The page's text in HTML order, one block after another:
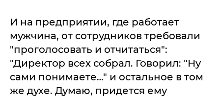
И на предприятии, где работает
мужчина, от сотрудников требовали
"проголосовать и отчитаться":
"Директор всех собрал. Говорил: "Ну
сами понимаете…" и остальное в том
же духе. Думаю, придется ему